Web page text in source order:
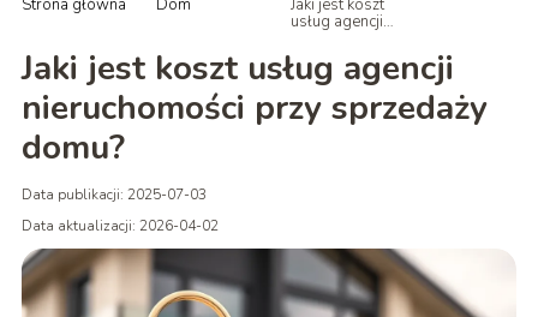
Strona główna Dom Jaki jest koszt
usług agencji
przy sprzedaży
domu?
Jaki jest koszt usług agencji
nieruchomości przy sprzedaży
domu?
Data publikacji: 2025-07-03
Data aktualizacji: 2026-04-02